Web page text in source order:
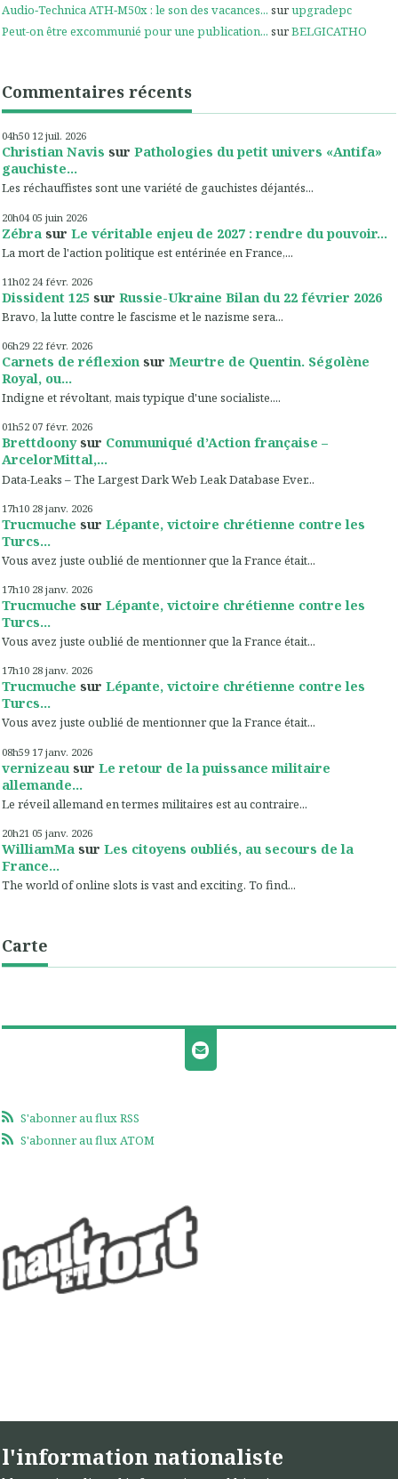
Audio‑Technica ATH‑M50x : le son des vacances... surupgradepc
Peut-on être excommunié pour une publication... surBELGICATHO
Commentaires récents
04h50 12 juil. 2026
Christian Navis sur Pathologies du petit univers «Antifa»
gauchiste...
Les réchauffistes sont une variété de gauchistes déjantés...
20h04 05 juin 2026
Zébra sur Le véritable enjeu de 2027 : rendre du pouvoir...
La mort de l'action politique est entérinée en France,...
11h02 24 févr. 2026
Dissident 125 sur Russie-Ukraine Bilan du 22 février 2026
Bravo, la lutte contre le fascisme et le nazisme sera...
06h29 22 févr. 2026
Carnets de réflexion sur Meurtre de Quentin. Ségolène
Royal, ou...
Indigne et révoltant, mais typique d'une socialiste....
01h52 07 févr. 2026
Brettdoonysur Communiqué d’Action française –
ArcelorMittal,...
Data-Leaks – The Largest Dark Web Leak Database Ever...
17h10 28 janv. 2026
Trucmuche sur Lépante, victoire chrétienne contre les
Turcs...
Vous avez juste oublié de mentionner que la France était...
17h10 28 janv. 2026
Trucmuche sur Lépante, victoire chrétienne contre les
Turcs...
Vous avez juste oublié de mentionner que la France était...
17h10 28 janv. 2026
Trucmuche sur Lépante, victoire chrétienne contre les
Turcs...
Vous avez juste oublié de mentionner que la France était...
08h59 17 janv. 2026
vernizeau sur Le retour de la puissance militaire
allemande...
Le réveil allemand en termes militaires est au contraire...
20h21 05 janv. 2026
WilliamMa sur Les citoyens oubliés, au secours de la
France...
The world of online slots is vast and exciting. To find...
Carte
S'abonner au flux RSS
S'abonner au flux ATOM
l'information nationaliste